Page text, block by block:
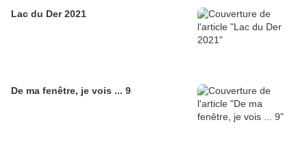
Lac du Der 2021
De ma fenêtre, je vois ... 9